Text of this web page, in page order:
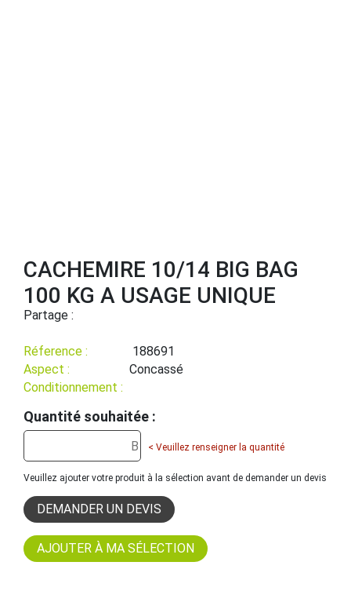
CACHEMIRE 10/14 BIG BAG
100 KG A USAGE UNIQUE
Partage :
Réference :
188691
Aspect :
Concassé
Conditionnement :
Quantité souhaitée :
< Veuillez renseigner la quantité
Veuillez ajouter votre produit à la sélection avant de demander un devis
DEMANDER UN DEVIS